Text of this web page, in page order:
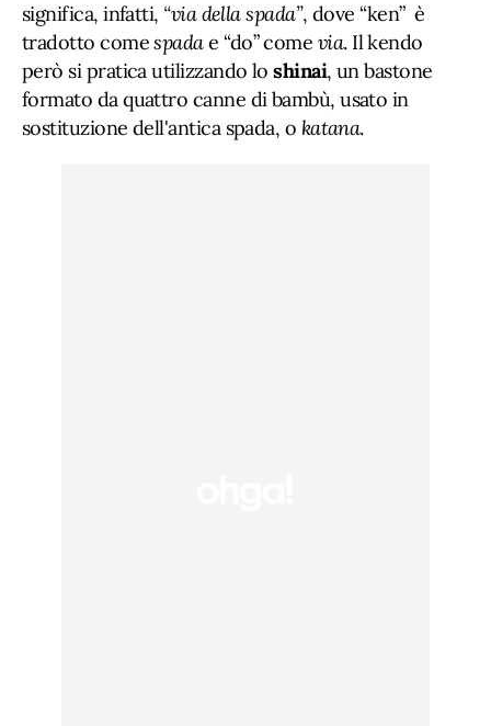
significa, infatti, “via della spada”, dove “ken” è
tradotto comespadae “do” come via. Il kendo
però si pratica utilizzando loshinai, un bastone
formato da quattro canne di bambù, usato in
sostituzione dell'antica spada, o katana.